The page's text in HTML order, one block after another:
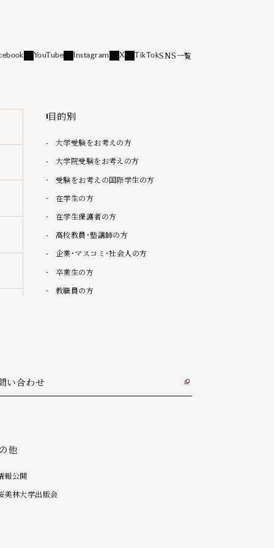
ンク YouTube
外部リンク Instagram
外部リンク X
外部リンクTikTok
外部リンクSNS一覧
目的別
大学受験をお考えの方
大学院受験をお考えの方
受験をお考えの国際学生の方
在学生の方
在学生保護者の方
高校教員・塾講師の方
企業・マスコミ・社会人の方
卒業生の方
教職員の方
い合わせ
リンク
他
報公開
美林大学出版会